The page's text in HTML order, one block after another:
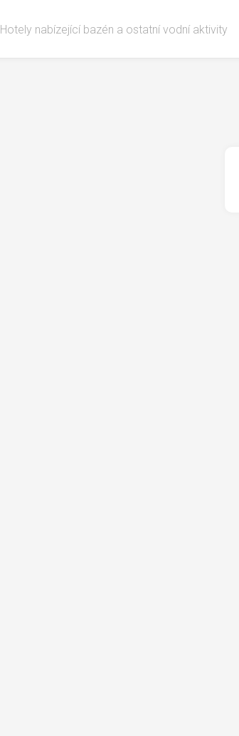
Hotely nabízející bazén a ostatní vodní aktivity